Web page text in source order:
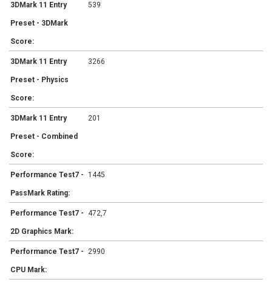
3DMark 11 Entry
Preset - 3DMark
Score:
539
3DMark 11 Entry
Preset - Physics
Score:
3266
3DMark 11 Entry
Preset - Combined
Score:
201
Performance Test7 -
PassMark Rating:
1445
Performance Test7 -
2D Graphics Mark:
472,7
Performance Test7 -
CPU Mark:
2990